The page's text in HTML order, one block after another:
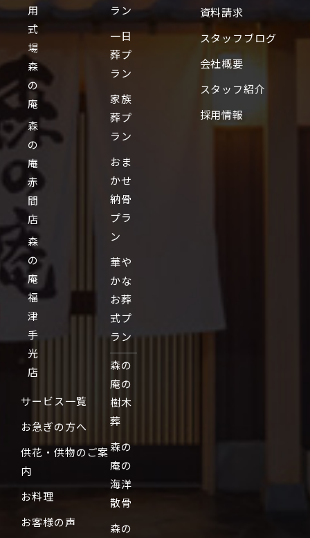
用
式
場
森
の
庵
森
の
庵
赤
間
店
森
の
庵
福
津
手
光
店
サービス一覧
お急ぎの方へ
供花・供物のご案
内
お料理
お客様の声
ラン
一日
葬プ
ラン
家族
葬プ
ラン
おま
かせ
納骨
プラ
ン
華や
かな
お葬
式プ
ラン
森の
庵の
樹木
葬
森の
庵の
海洋
散骨
森の
資料請求
スタッフブログ
会社概要
スタッフ紹介
採用情報